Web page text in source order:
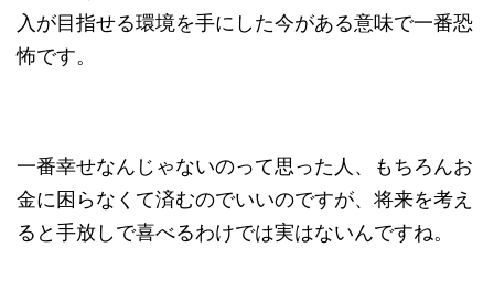
入が目指せる環境を手にした今がある意味で一番恐
怖です。
一番幸せなんじゃないのって思った人、もちろんお
金に困らなくて済むのでいいのですが、将来を考え
ると手放しで喜べるわけでは実はないんですね。